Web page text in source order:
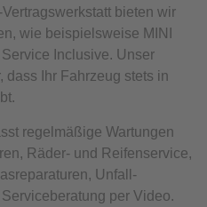
bieten wir
wie beispielsweise MINI
Inclusive. Unser
dass Ihr Fahrzeug stets in
regelmäßige Wartungen
Räder- und Reifenservice,
Unfall-
per Video.